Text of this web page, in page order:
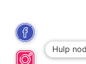
Hulp